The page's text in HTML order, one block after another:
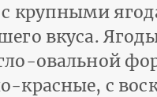
крупными
вкуса.
овальной
красные, с